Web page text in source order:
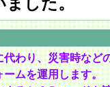
わり、災害時など
ームを運用します。